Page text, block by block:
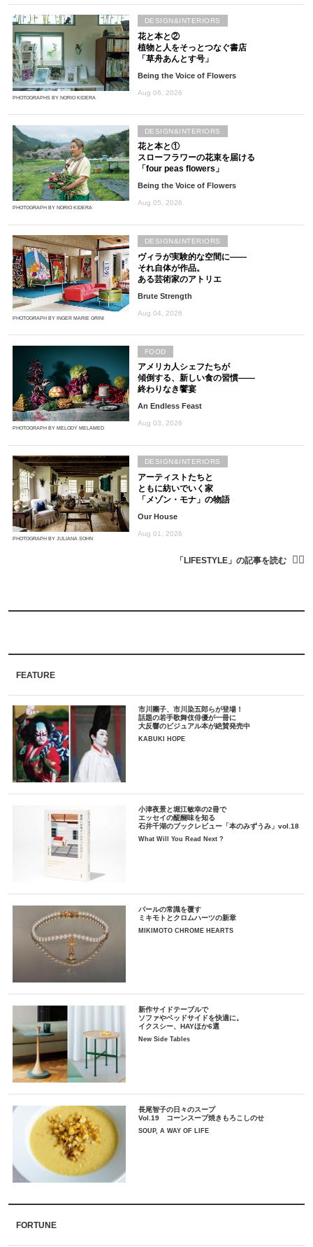
PHOTOGRAPHS BY NORIO KIDERA
花と本と②
植物と人をそっとつなぐ書店
「草舟あんとす号」
Being the Voice of Flowers
Aug 06, 2026
DESIGN&INTERIORS
PHOTOGRAPH BY NORIO KIDERA
花と本と①
スローフラワーの花束を届ける
「four peas flowers」
Being the Voice of Flowers
Aug 05, 2026
DESIGN&INTERIORS
PHOTOGRAPH BY INGER MARIE GRINI
ヴィラが実験的な空間に――
それ自体が作品。
ある芸術家のアトリエ
Brute Strength
Aug 04, 2026
DESIGN&INTERIORS
PHOTOGRAPH BY MELODY MELAMED
アメリカ人シェフたちが
傾倒する、新しい食の習慣――
終わりなき饗宴
An Endless Feast
Aug 03, 2026
FOOD
PHOTOGRAPH BY JULIANA SOHN
アーティストたちと
ともに紡いでいく家
「メゾン・モナ」の物語
Our House
Aug 01, 2026
DESIGN&INTERIORS
「LIFESTYLE」の記事を読む
FEATURE
市川團子、市川染五郎らが登場！
話題の若手歌舞伎俳優が一冊に
大反響のビジュアル本が絶賛発売中
KABUKI HOPE
小津夜景と堀江敏幸の2冊で
エッセイの醍醐味を知る
石井千湖のブックレビュー「本のみずうみ」vol.18
What Will You Read Next ?
パールの常識を覆す
ミキモトとクロムハーツの新章
MIKIMOTO CHROME HEARTS
新作サイドテーブルで
ソファやベッドサイドを快適に。
イクスシー、HAYほか6選
New Side Tables
長尾智子の日々のスープ
Vol.19 コーンスープ焼きもろこしのせ
SOUP, A WAY OF LIFE
FORTUNE